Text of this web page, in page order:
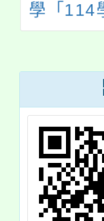
學「114
五專完
學說明